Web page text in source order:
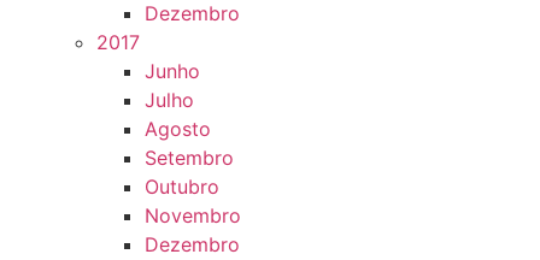
Dezembro
2017
Junho
Julho
Agosto
Setembro
Outubro
Novembro
Dezembro